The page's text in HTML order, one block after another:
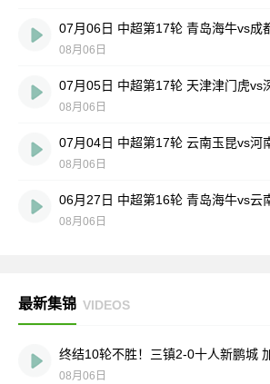
07月06日 中超第17轮 青岛海牛vs成
08月06日
07月05日 中超第17轮 天津津门虎vs
08月06日
07月04日 中超第17轮 云南玉昆vs河
08月06日
06月27日 中超第16轮 青岛海牛vs云
08月06日
最新集锦 VIDEOS
08月06日